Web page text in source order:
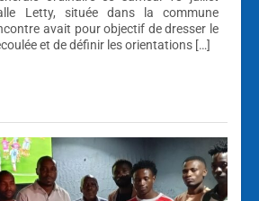
Letty, située dans la commune
avait pour objectif de dresser le
et de définir les orientations […]